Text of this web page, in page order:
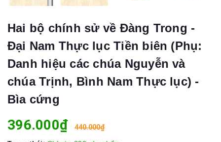
Hai bộ chính sử về Đàng Trong -
Đại Nam Thực lục Tiền biên (Phụ:
Danh hiệu các chúa Nguyễn và
chúa Trịnh, Bình Nam Thực lục) -
Bìa cứng
396.000₫ 440.000₫